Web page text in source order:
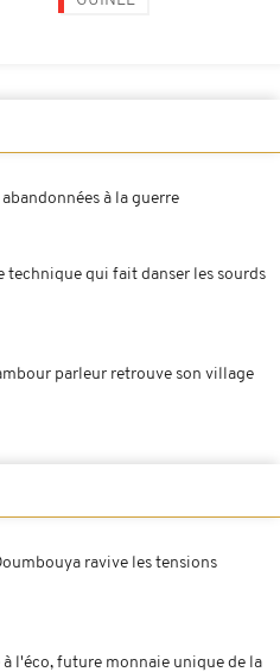
à la guerre
technique qui fait danser les sourds
parleur retrouve son village
ravive les tensions
l'éco, future monnaie unique de la